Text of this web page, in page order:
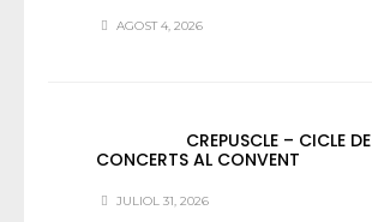
AGOST 4, 2026
CREPUSCLE – CICLE DE
CONCERTS AL CONVENT
JULIOL 31, 2026